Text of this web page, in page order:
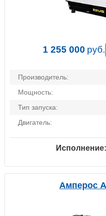
1 255 000 руб.
Производитель:
Мощность:
Тип запуска:
Двигатель:
Исполнение:
Амперос